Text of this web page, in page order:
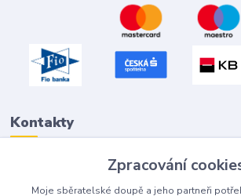
Kontakty
Zpracování
Moje sběratelské doupě a jeho partneři